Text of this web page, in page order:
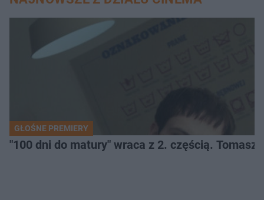
GŁOŚNE PREMIERY
"100 dni do matury" wraca z 2. częścią.